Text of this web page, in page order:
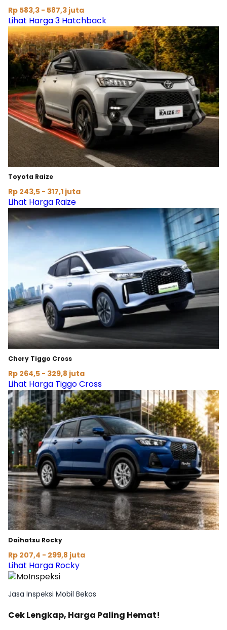
Rp 583,3 - 587,3 juta
Lihat Harga 3 Hatchback
Toyota Raize
Rp 243,5 - 317,1 juta
Lihat Harga Raize
Chery Tiggo Cross
Rp 264,5 - 329,8 juta
Lihat Harga Tiggo Cross
Daihatsu Rocky
Rp 207,4 - 299,8 juta
Lihat Harga Rocky
Jasa Inspeksi Mobil Bekas
Cek Lengkap, Harga Paling Hemat!